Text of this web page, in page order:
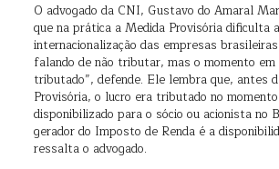
O advogado da CNI, Gustavo do Amaral
que na prática a Medida Provisória dificulta a
internacionalização das empresas
falando de não tributar, mas o momento em
tributado”, defende. Ele lembra que, antes
Provisória, o lucro era tributado no
disponibilizado para o sócio ou acionista no
gerador do Imposto de Renda é a
ressalta o advogado.